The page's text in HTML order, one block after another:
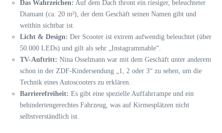
Das Wahrzeichen: Auf dem Dach thront ein riesiger, beleuchteter
Diamant (ca. 20 m²), der dem Geschäft seinen Namen gibt und
weithin sichtbar ist.
Licht & Design: Der Scooter ist extrem aufwendig beleuchtet (über
50.000 LEDs) und gilt als sehr „Instagrammable“.
TV-Auftritt: Nina Osselmann war mit dem Geschäft unter anderem
schon in der ZDF-Kindersendung „1, 2 oder 3“ zu sehen, um die
Technik eines Autoscooters zu erklären.
Barrierefreiheit: Es gibt eine spezielle Auffahrrampe und ein
behindertengerechtes Fahrzeug, was auf Kirmesplätzen nicht
selbstverständlich ist.